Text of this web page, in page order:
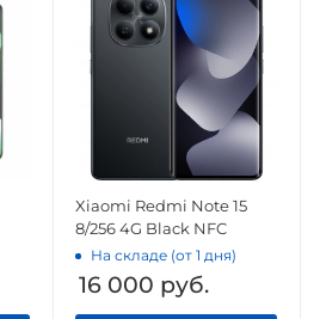
Xiaomi Redmi Note 15
8/256 4G Black NFC
На складе (от 1 дня)
16 000 руб.